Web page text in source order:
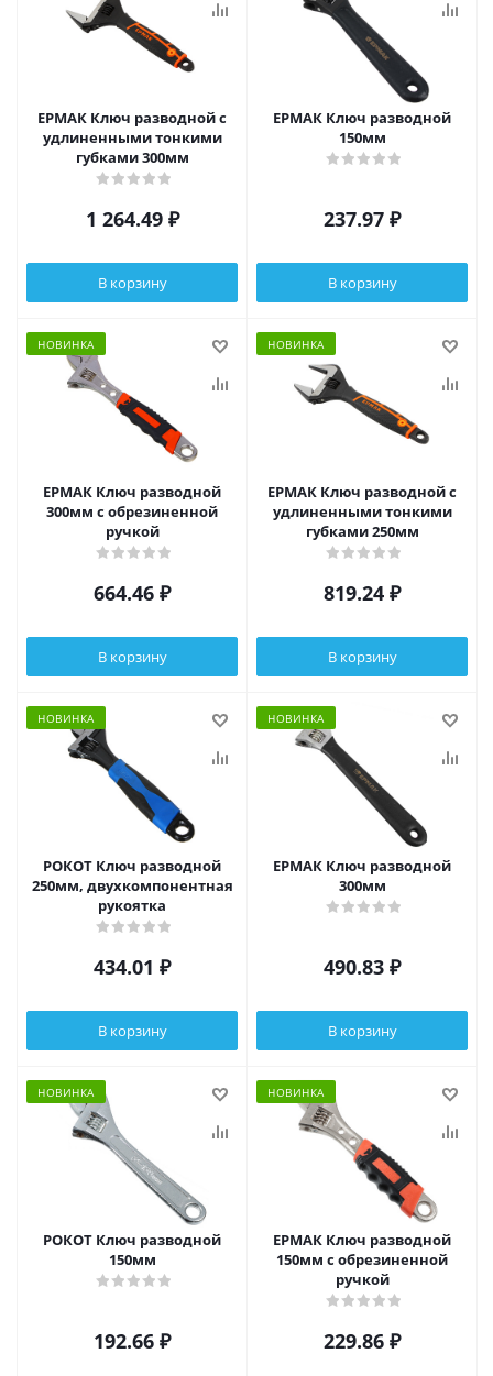
ЕРМАК Ключ разводной с
удлиненными тонкими
губками 300мм
1 264.49₽
В корзину
ЕРМАК Ключ разводной
150мм
237.97 ₽
В корзину
НОВИНКА
ЕРМАК Ключ разводной
300мм с обрезиненной
ручкой
664.46 ₽
В корзину
НОВИНКА
ЕРМАК Ключ разводной с
удлиненными тонкими
губками 250мм
819.24 ₽
В корзину
НОВИНКА
РОКОТ Ключ разводной
250мм, двухкомпонентная
рукоятка
434.01 ₽
В корзину
НОВИНКА
ЕРМАК Ключ разводной
300мм
490.83 ₽
В корзину
НОВИНКА
РОКОТ Ключ разводной
150мм
192.66 ₽
НОВИНКА
ЕРМАК Ключ разводной
150мм с обрезиненной
ручкой
229.86 ₽